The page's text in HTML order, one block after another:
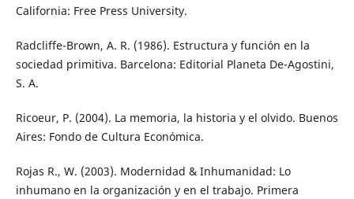
California: Free Press University.
Radcliffe-Brown, A. R. (1986). Estructura y función en la
sociedad primitiva. Barcelona: Editorial Planeta De-Agostini,
S. A.
Ricoeur, P. (2004). La memoria, la historia y el olvido. Buenos
Aires: Fondo de Cultura Económica.
Rojas R., W. (2003). Modernidad & Inhumanidad: Lo
inhumano en la organización y en el trabajo. Primera